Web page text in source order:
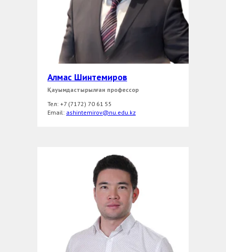
Алмас Шинтемиров
Қауымдастырылған профессор
Тел: +7 (7172) 70 61 55
Email: ashintemirov@nu.edu.kz